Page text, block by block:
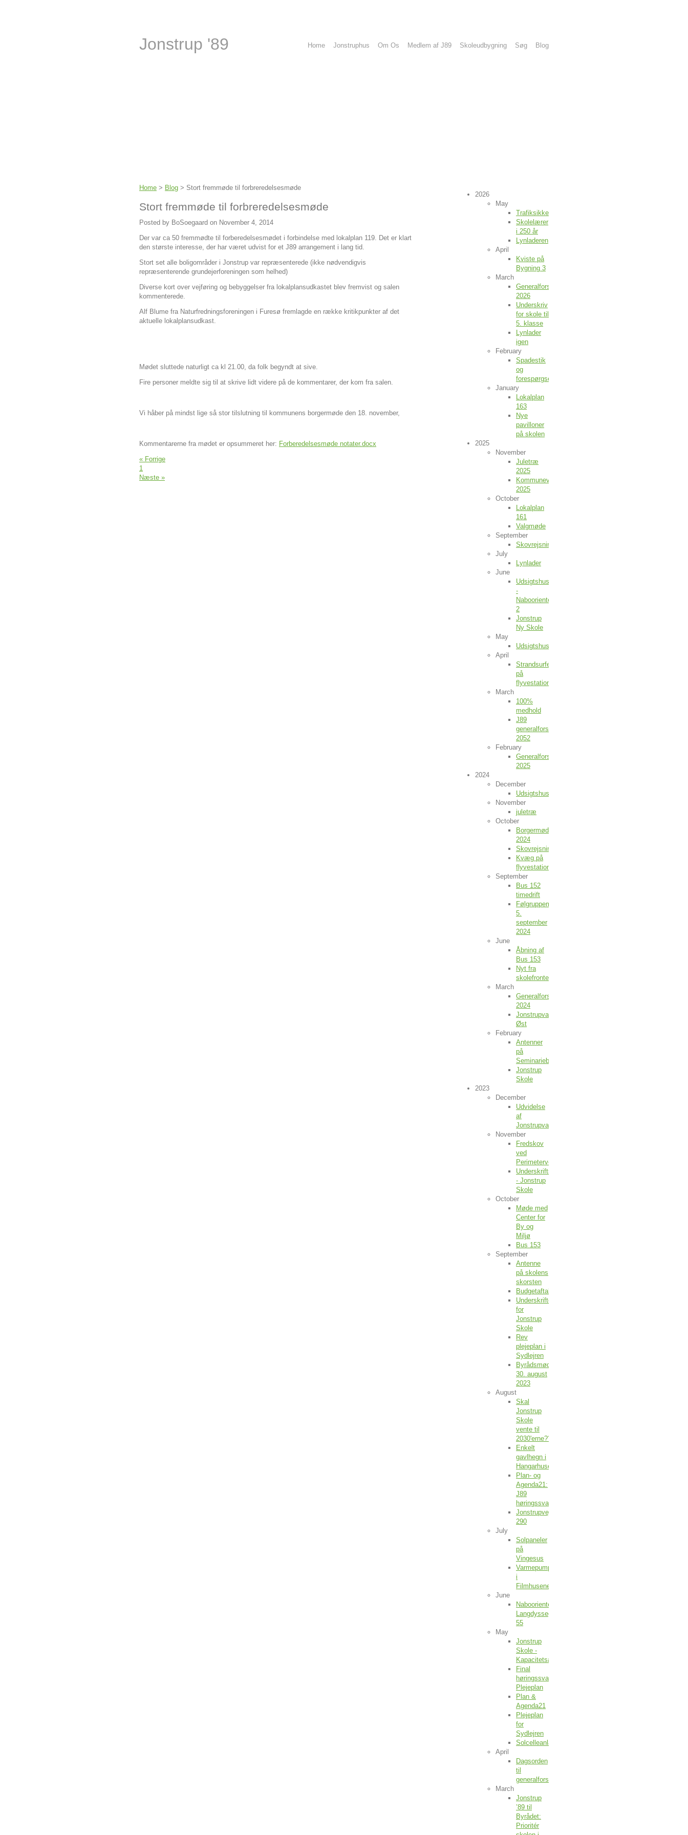
Home Jonstruphus Om Os Medlem af J89 Skoleudbygning Søg Blog
Jonstrup '89
2026
May
Trafiksikkerhed
Skolelærer
i 250 år
Lynladeren
April
Kviste på
Bygning 3
March
Generalforsamling
2026
Underskriv
for skole til
5. klasse
Lynlader
igen
February
Spadestik
og
forespørgsel
January
Lokalplan
163
Nye
pavilloner
på skolen
2025
November
Juletræ
2025
Kommunevalg
2025
October
Lokalplan
161
Valgmøde
September
Skovrejsning
July
Lynlader
June
Udsigtshusene
-
Naboorientering
2
Jonstrup
Ny Skole
May
Udsigtshusene
April
Strandsurfere
på
flyvestationen
March
100%
medhold
J89
generalforsamling
2052
February
Generalforsamling
2025
2024
December
Udsigtshusene
November
juletræ
October
Borgermøde
2024
Skovrejsning
Kvæg på
flyvestationen
September
Bus 152
timedrift
Følgruppemøde
5.
september
2024
June
Åbning af
Bus 153
Nyt fra
skolefronten
March
Generalforsamling
2024
Jonstrupvangvej
Øst
February
Antenner
på
Seminariebygningerne
Jonstrup
Skole
2023
December
Udvidelse
af
Jonstrupvang
November
Fredskov
ved
Perimetervejen
Underskriftsindsamling
- Jonstrup
Skole
October
Møde med
Center for
By og
Miljø
Bus 153
September
Antenne
på skolens
skorsten
Budgetaftale
Underskrifter
for
Jonstrup
Skole
Rev
plejeplan i
Sydlejren
Byrådsmøde
30. august
2023
August
Skal
Jonstrup
Skole
vente til
2030'erne??
Enkelt
gavlhegn i
Hangarhusene
Plan- og
Agenda21:
J89
høringssvar
Jonstrupvej
290
July
Solpaneler
på
Vingesus
Varmepumper
i
Filmhusene
June
Naboorientering
Langdyssegårdsvej
55
May
Jonstrup
Skole -
Kapacitetsanalyse
Final
høringssvar
Plejeplan
Plan &
Agenda21
Plejeplan
for
Sydlejren
Solcelleanlæg
April
Dagsorden
til
generalforsamling
March
Jonstrup
’89 til
Byrådet:
Prioritér
Home > Blog > Stort fremmøde til forbreredelsesmøde
Stort fremmøde til forbreredelsesmøde
Posted by BoSoegaard on November 4, 2014
Der var ca 50 fremmødte til forberedelsesmødet i forbindelse med lokalplan 119. Det er klart
den største interesse, der har været udvist for et J89 arrangement i lang tid.
Stort set alle boligområder i Jonstrup var repræsenterede (ikke nødvendigvis
repræsenterende grundejerforeningen som helhed)
Diverse kort over vejføring og bebyggelser fra lokalplansudkastet blev fremvist og salen
kommenterede.
Alf Blume fra Naturfredningsforeningen i Furesø fremlagde en række kritikpunkter af det
aktuelle lokalplansudkast.
Mødet sluttede naturligt ca kl 21.00, da folk begyndt at sive.
Fire personer meldte sig til at skrive lidt videre på de kommentarer, der kom fra salen.
Vi håber på mindst lige så stor tilslutning til kommunens borgermøde den 18. november,
Kommentarerne fra mødet er opsummeret her: Forberedelsesmøde notater.docx
« Forrige
1
Næste »